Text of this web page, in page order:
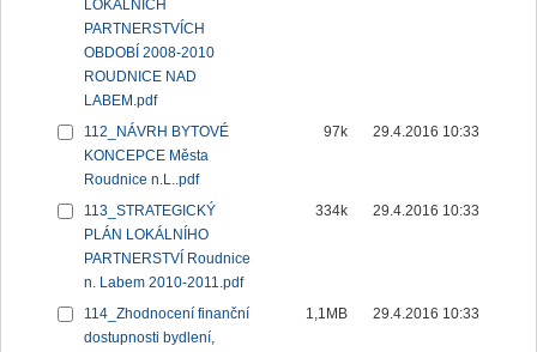
LOKÁLNÍCH
PARTNERSTVÍCH
OBDOBÍ 2008-2010
ROUDNICE NAD
LABEM.pdf
112_NÁVRH BYTOVÉ
KONCEPCE Města
Roudnice n.L..pdf
97k 29.4.2016 10:33
113_STRATEGICKÝ
PLÁN LOKÁLNÍHO
PARTNERSTVÍ Roudnice
n. Labem 2010-2011.pdf
334k 29.4.2016 10:33
114_Zhodnocení finanční
dostupnosti bydlení,
1,1MB 29.4.2016 10:33